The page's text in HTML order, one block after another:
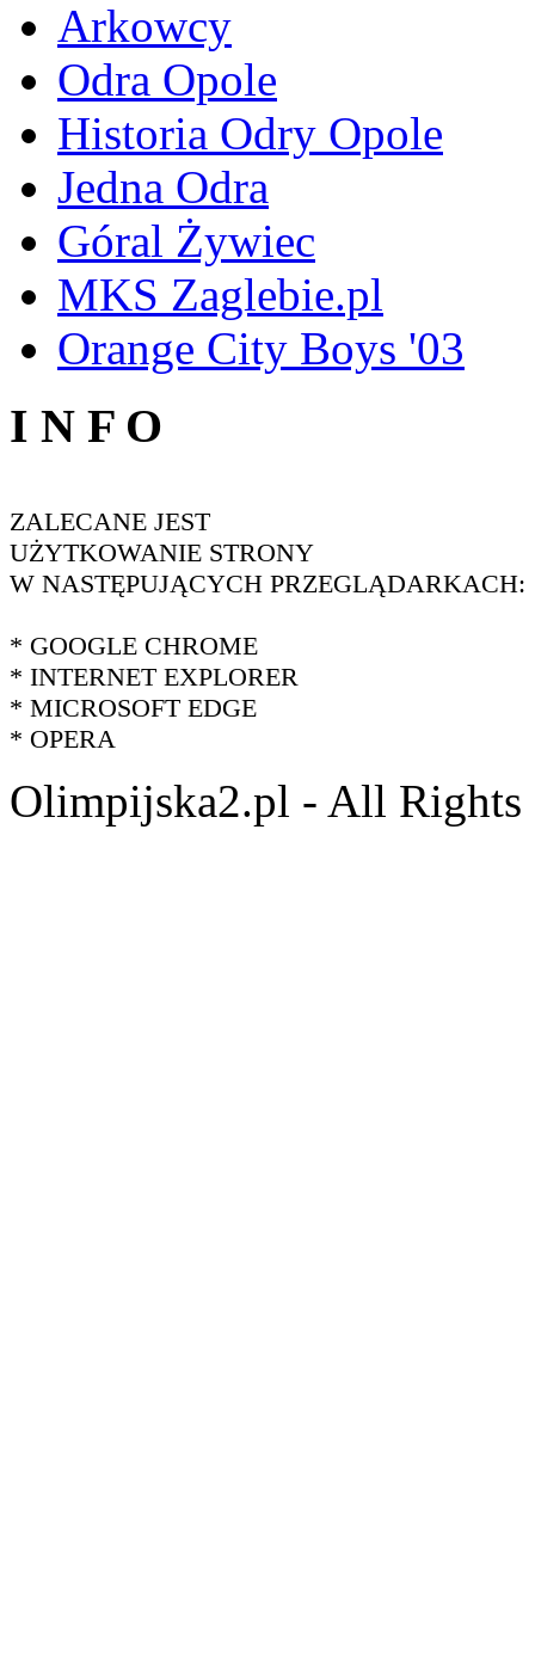
Arkowcy
Odra Opole
Historia Odry Opole
Jedna Odra
Góral Żywiec
MKS Zaglebie.pl
Orange City Boys '03
I N F O
ZALECANE JEST
UŻYTKOWANIE STRONY
W NASTĘPUJĄCYCH PRZEGLĄDARKACH:
* GOOGLE CHROME
* INTERNET EXPLORER
* MICROSOFT EDGE
* OPERA
Olimpijska2.pl - All Rights